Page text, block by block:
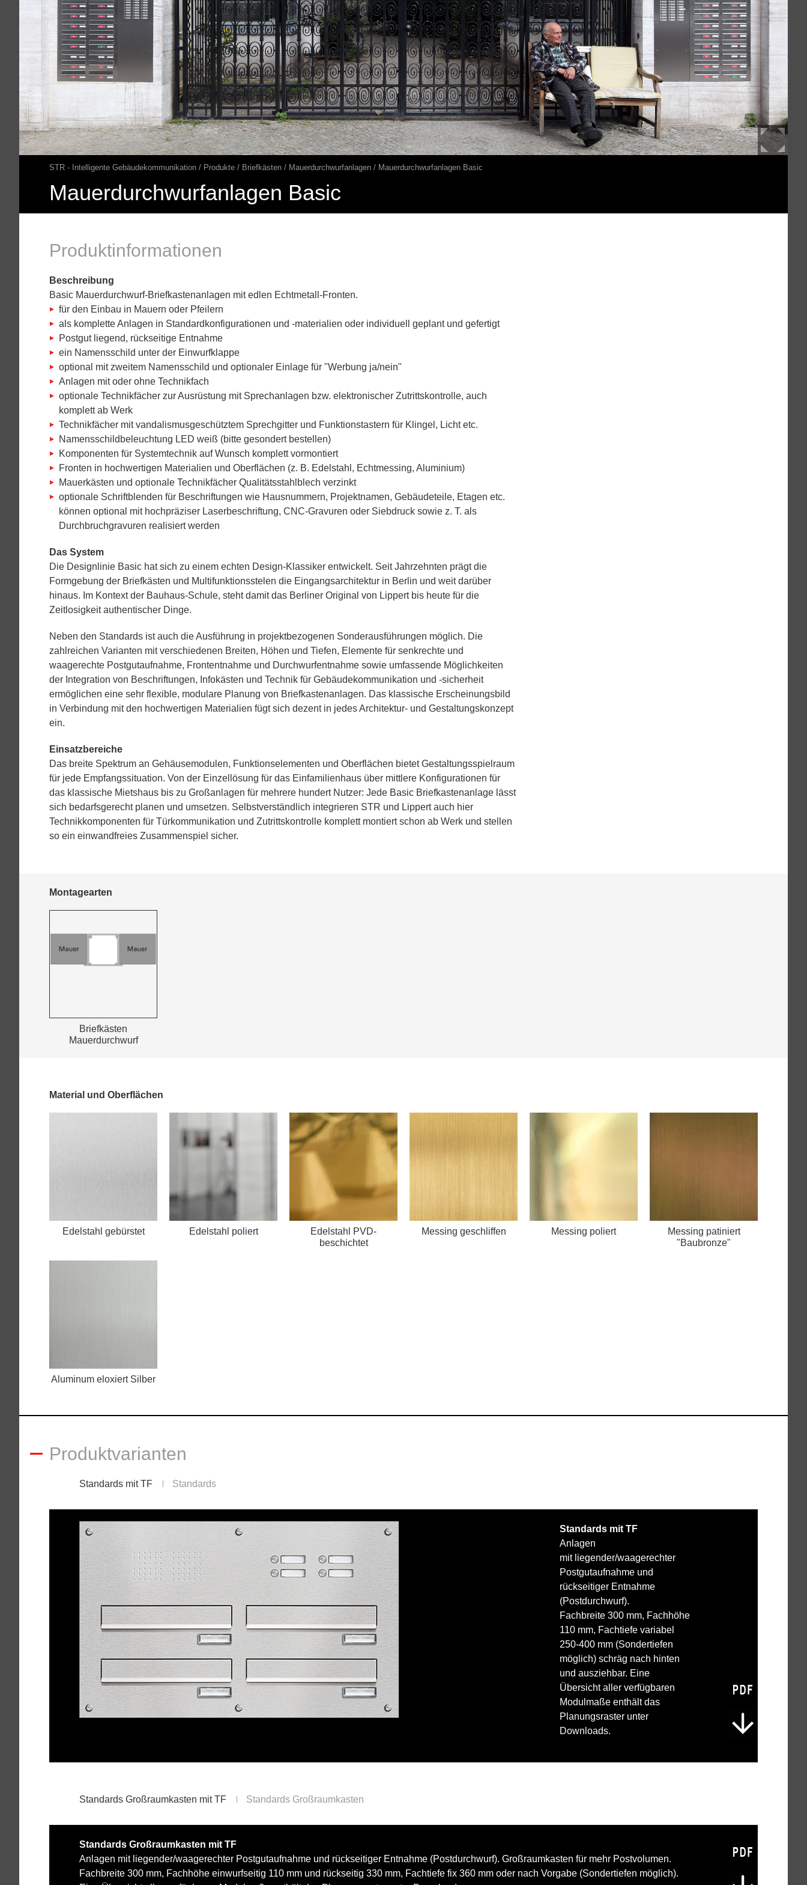
STR - Intelligente Gebäudekommunikation Produkte Briefkästen Mauerdurchwurfanlagen Mauerdurchwurfanlagen Basic
Mauerdurchwurfanlagen Basic
Produktinformationen
Beschreibung
Basic Mauerdurchwurf-Briefkastenanlagen mit edlen Echtmetall-Fronten.
für den Einbau in Mauern oder Pfeilern
als komplette Anlagen in Standardkonfigurationen und -materialien oder individuell geplant und gefertigt
Postgut liegend, rückseitige Entnahme
ein Namensschild unter der Einwurfklappe
optional mit zweitem Namensschild und optionaler Einlage für "Werbung ja/nein"
Anlagen mit oder ohne Technikfach
optionale Technikfächer zur Ausrüstung mit Sprechanlagen bzw. elektronischer Zutrittskontrolle, auch
komplett ab Werk
Technikfächer mit vandalismusgeschütztem Sprechgitter und Funktionstastern für Klingel, Licht etc.
Namensschildbeleuchtung LED weiß (bitte gesondert bestellen)
Komponenten für Systemtechnik auf Wunsch komplett vormontiert
Fronten in hochwertigen Materialien und Oberflächen (z. B. Edelstahl, Echtmessing, Aluminium)
Mauerkästen und optionale Technikfächer Qualitätsstahlblech verzinkt
optionale Schriftblenden für Beschriftungen wie Hausnummern, Projektnamen, Gebäudeteile, Etagen etc.
können optional mit hochpräziser Laserbeschriftung, CNC-Gravuren oder Siebdruck sowie z. T. als
Durchbruchgravuren realisiert werden
Das System
Die Designlinie Basic hat sich zu einem echten Design-Klassiker entwickelt. Seit Jahrzehnten prägt die
Formgebung der Briefkästen und Multifunktionsstelen die Eingangsarchitektur in Berlin und weit darüber
hinaus. Im Kontext der Bauhaus-Schule, steht damit das Berliner Original von Lippert bis heute für die
Zeitlosigkeit authentischer Dinge.
Neben den Standards ist auch die Ausführung in projektbezogenen Sonderausführungen möglich. Die
zahlreichen Varianten mit verschiedenen Breiten, Höhen und Tiefen, Elemente für senkrechte und
waagerechte Postgutaufnahme, Frontentnahme und Durchwurfentnahme sowie umfassende Möglichkeiten
der Integration von Beschriftungen, Infokästen und Technik für Gebäudekommunikation und -sicherheit
ermöglichen eine sehr flexible, modulare Planung von Briefkastenanlagen. Das klassische Erscheinungsbild
in Verbindung mit den hochwertigen Materialien fügt sich dezent in jedes Architektur- und Gestaltungskonzept
ein.
Einsatzbereiche
Das breite Spektrum an Gehäusemodulen, Funktionselementen und Oberflächen bietet Gestaltungsspielraum
für jede Empfangssituation. Von der Einzellösung für das Einfamilienhaus über mittlere Konfigurationen für
das klassische Mietshaus bis zu Großanlagen für mehrere hundert Nutzer: Jede Basic Briefkastenanlage lässt
sich bedarfsgerecht planen und umsetzen. Selbstverständlich integrieren STR und Lippert auch hier
Technikkomponenten für Türkommunikation und Zutrittskontrolle komplett montiert schon ab Werk und stellen
so ein einwandfreies Zusammenspiel sicher.
Montagearten
Briefkästen
Mauerdurchwurf
Material und Oberflächen
Edelstahl gebürstet Edelstahl poliert
Edelstahl PVD-
beschichtet
Messing geschliffen Messing poliert
Messing patiniert
"Baubronze"
Aluminum eloxiert Silber
Produktvarianten
Standards mit TF Standards
Standards mit TF
Anlagen
mit liegender/waagerechter
Postgutaufnahme und
rückseitiger Entnahme
(Postdurchwurf).
Fachbreite 300 mm, Fachhöhe
110 mm, Fachtiefe variabel
250-400 mm (Sondertiefen
möglich) schräg nach hinten
und ausziehbar. Eine
Übersicht aller verfügbaren
Modulmaße enthält das
Planungsraster unter
Downloads.
Standards Großraumkasten mit TF Standards Großraumkasten
Standards Großraumkasten mit TF
Anlagen mit liegender/waagerechter Postgutaufnahme und rückseitiger Entnahme (Postdurchwurf). Großraumkasten für mehr Postvolumen.
Fachbreite 300 mm, Fachhöhe einwurfseitig 110 mm und rückseitig 330 mm, Fachtiefe fix 360 mm oder nach Vorgabe (Sondertiefen möglich).